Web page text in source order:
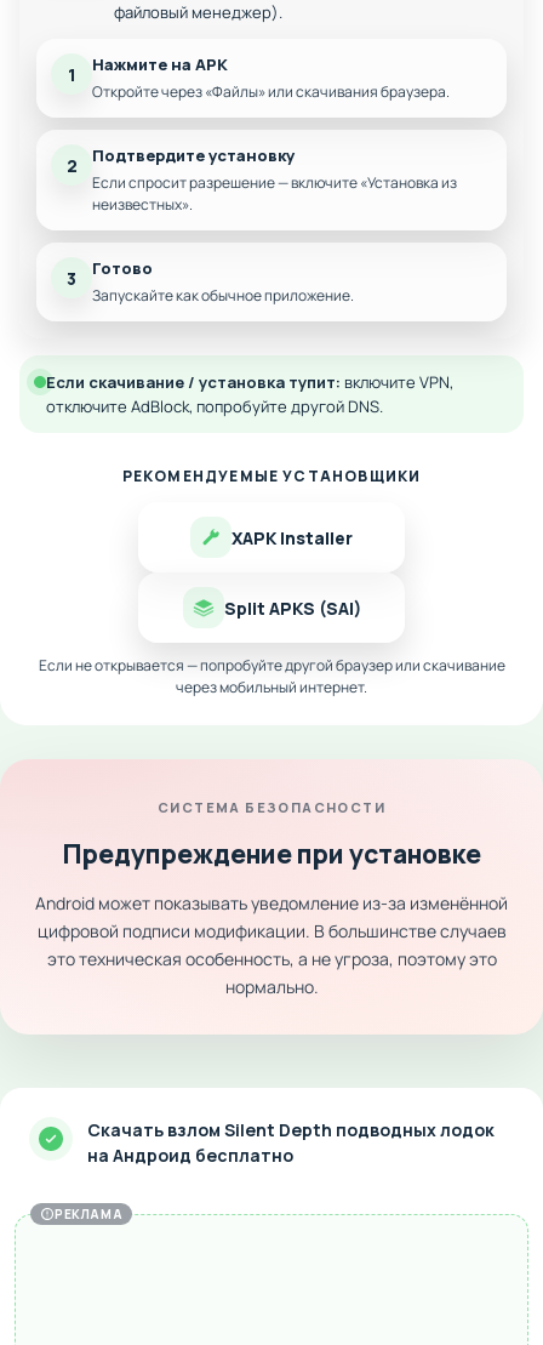
файловый менеджер).
1 Нажмите на APK
Откройте через «Файлы» или скачивания браузера.
2 Подтвердите установку
Если спросит разрешение — включите «Установка из
неизвестных».
3 Готово
Запускайте как обычное приложение.
Если скачивание / установка тупит: включите VPN,
отключите AdBlock, попробуйте другой DNS.
РЕКОМЕНДУЕМЫЕ УСТАНОВЩИКИ
XAPK Installer
Split APKS (SAI)
Если не открывается — попробуйте другой браузер или скачивание
через мобильный интернет.
СИСТЕМА БЕЗОПАСНОСТИ
Предупреждение при установке
Android может показывать уведомление из-за изменённой
цифровой подписи модификации. В большинстве случаев
это техническая особенность, а не угроза, поэтому это
нормально.
Скачать взлом Silent Depth подводных лодок
на Андроид бесплатно
РЕКЛАМА